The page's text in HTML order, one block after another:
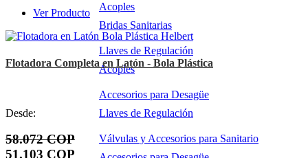
Bridas Sanitarias
Acoples
Llaves de Regulación
Acoples
Llaves de Regulación
Accesorios para Desagüe
Válvulas y Accesorios para Sanitario
Ver Producto
Flotadora Completa en Latón - Bola Plástica
Desde:
58.072 COP
51.103 COP